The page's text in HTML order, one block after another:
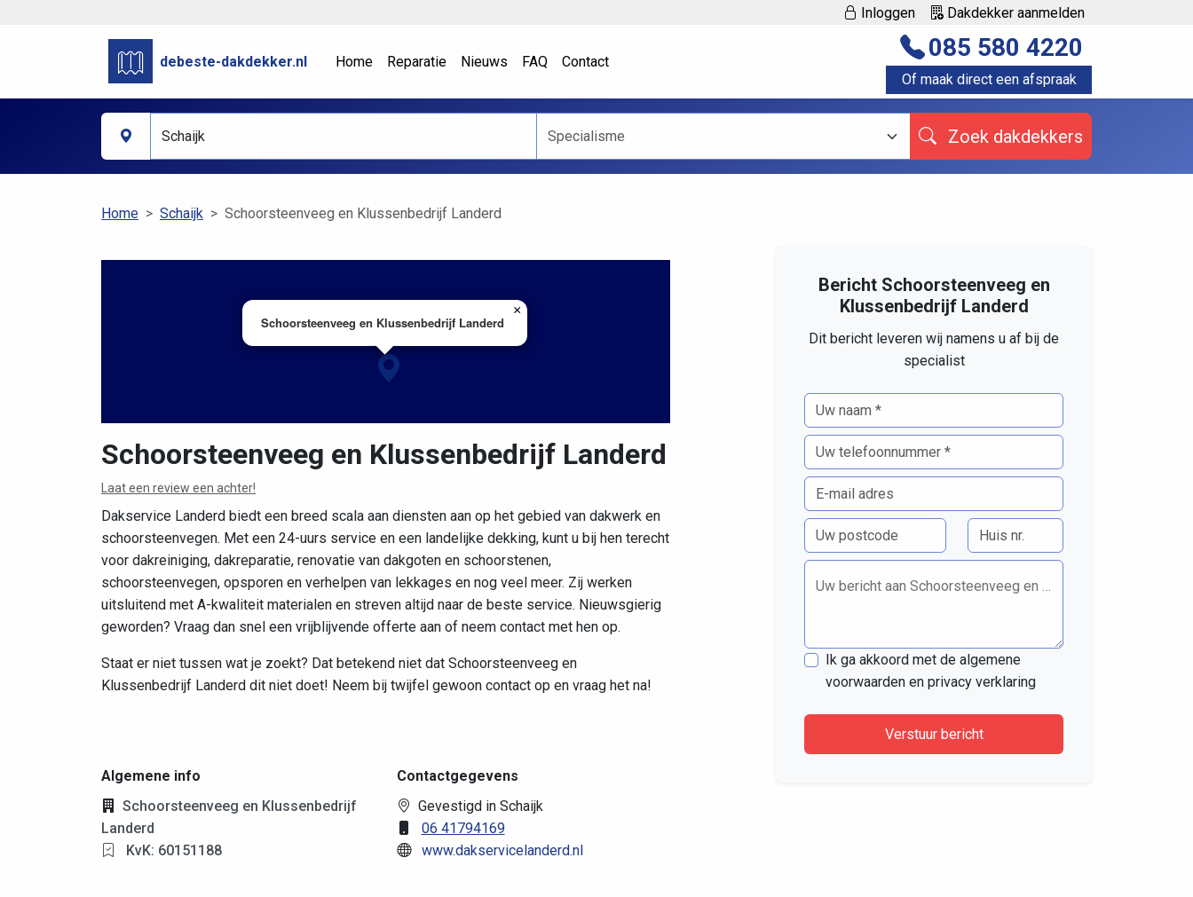
Inloggen Dakdekker aanmelden
debeste-dakdekker.nl Home Reparatie Nieuws FAQ Contact 085 580 4220
Of maak direct een afspraak
Zoek dakdekkers
Home Schaijk Schoorsteenveeg en Klussenbedrijf Landerd
Schoorsteenveeg en Klussenbedrijf Landerd
×
Schoorsteenveeg en Klussenbedrijf Landerd
Laat een review een achter!
Dakservice Landerd biedt een breed scala aan diensten aan op het gebied van dakwerk en
schoorsteenvegen. Met een 24-uurs service en een landelijke dekking, kunt u bij hen terecht
voor dakreiniging, dakreparatie, renovatie van dakgoten en schoorstenen,
schoorsteenvegen, opsporen en verhelpen van lekkages en nog veel meer. Zij werken
uitsluitend met A-kwaliteit materialen en streven altijd naar de beste service. Nieuwsgierig
geworden? Vraag dan snel een vrijblijvende offerte aan of neem contact met hen op.
Staat er niet tussen wat je zoekt? Dat betekend niet dat Schoorsteenveeg en
Klussenbedrijf Landerd dit niet doet! Neem bij twijfel gewoon contact op en vraag het na!
Algemene info
Schoorsteenveeg en Klussenbedrijf
Landerd
KvK: 60151188
Contactgegevens
Gevestigd in Schaijk
06 41794169
www.dakservicelanderd.nl
Bericht Schoorsteenveeg en
Klussenbedrijf Landerd
Dit bericht leveren wij namens u af bij de
specialist
Uw bericht aan Schoorsteenveeg en Klussenbedrijf Landerd
Ik ga akkoord met de algemene
voorwaarden en privacy verklaring
Verstuur bericht